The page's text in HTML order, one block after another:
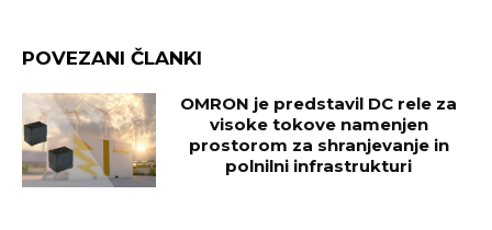
POVEZANI ČLANKI
OMRON je predstavil DC rele za
visoke tokove namenjen
prostorom za shranjevanje in
polnilni infrastrukturi